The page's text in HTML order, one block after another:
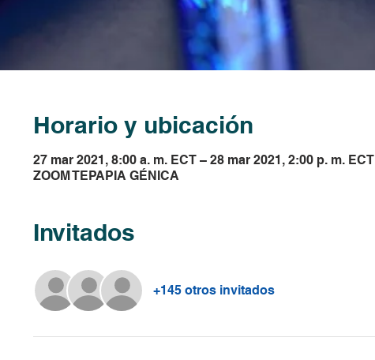
Horario y ubicación
27 mar 2021, 8:00 a. m. ECT – 28 mar 2021, 2:00 p. m. ECT
ZOOM TEPAPIA GÉNICA
Invitados
+145 otros invitados